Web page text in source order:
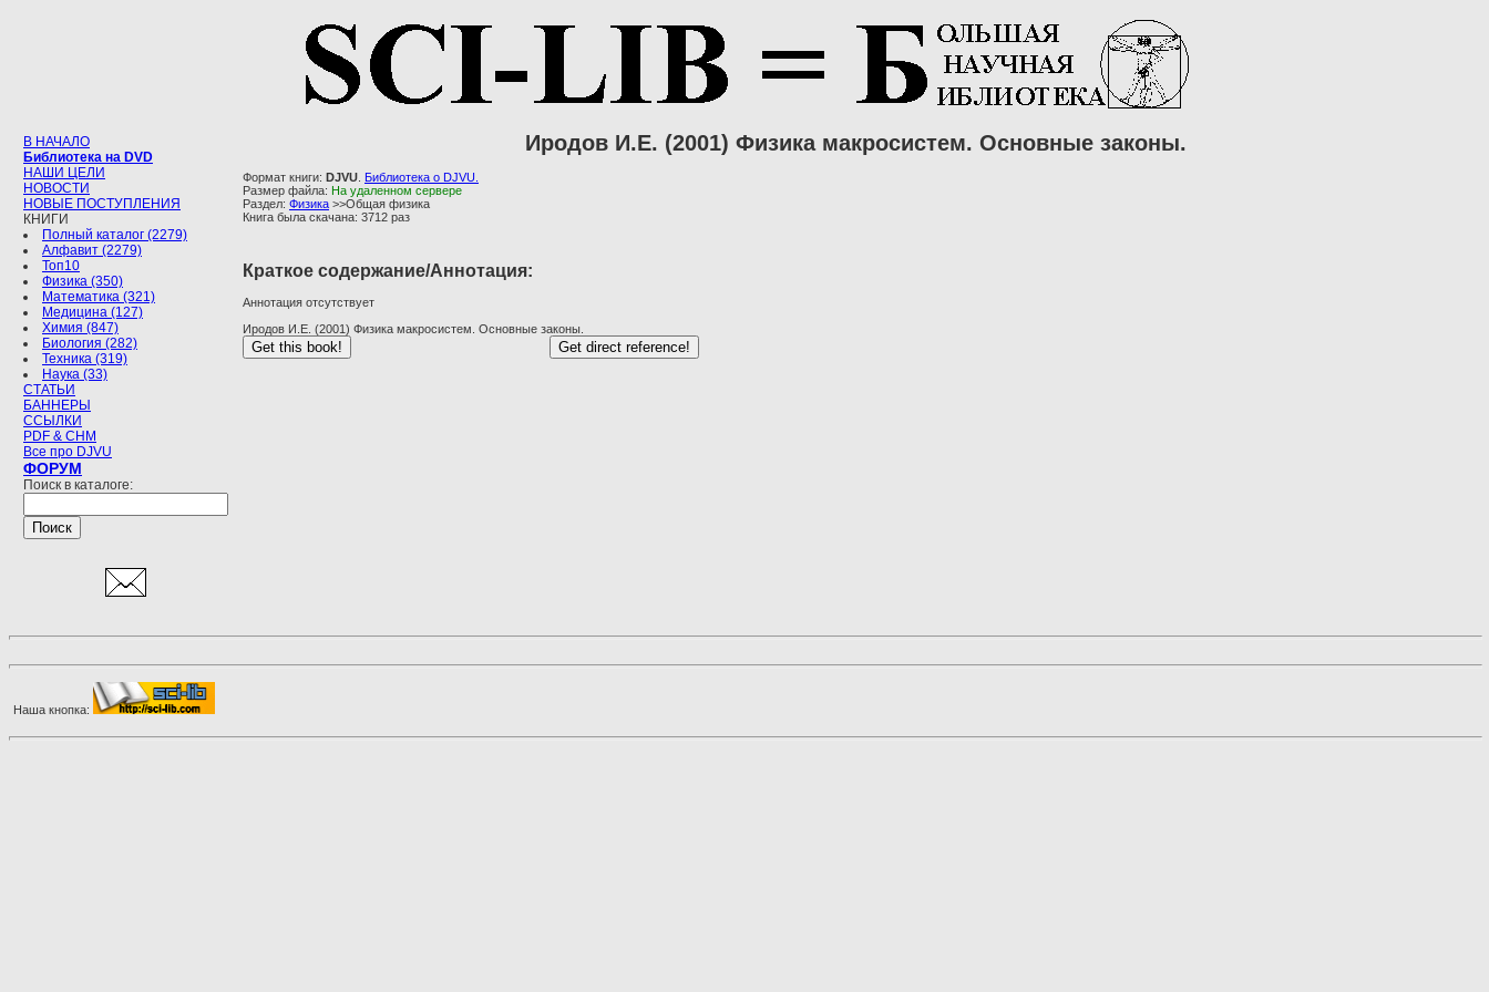
В НАЧАЛО
Библиотека на DVD
НАШИ ЦЕЛИ
НОВОСТИ
НОВЫЕ ПОСТУПЛЕНИЯ
КНИГИ
Полный каталог (2279)
Алфавит (2279)
Топ10
Физика (350)
Математика (321)
Медицина (127)
Химия (847)
Биология (282)
Техника (319)
Наука (33)
СТАТЬИ
БАННЕРЫ
ССЫЛКИ
PDF & CHM
Все про DJVU
ФОРУМ
Поиск в каталоге:
Иродов И.Е. (2001) Физика макросистем. Основные законы.
Формат книги: DJVU
Библиотека о DJVU.
Размер файла: На удаленном сервере
Раздел: Физика >>Общая физика
Книга была скачана: 3712 раз
Краткое содержание/Аннотация:
Аннотация отсутствует
Иродов И.Е. (2001) Физика макросистем. Основные законы.
Наша кнопка: